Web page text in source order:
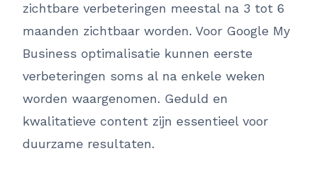
zichtbare verbeteringen meestal na 3 tot 6
maanden zichtbaar worden. Voor Google My
Business optimalisatie kunnen eerste
verbeteringen soms al na enkele weken
worden waargenomen. Geduld en
kwalitatieve content zijn essentieel voor
duurzame resultaten.